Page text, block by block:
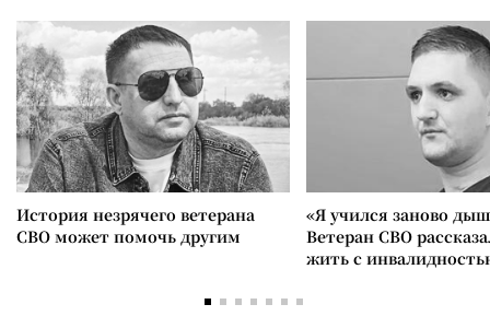
История незрячего ветерана
СВО может помочь другим
«Я учился заново
Ветеран СВО
жить с